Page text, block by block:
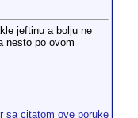
jeftinu a bolju ne
nesto po ovom